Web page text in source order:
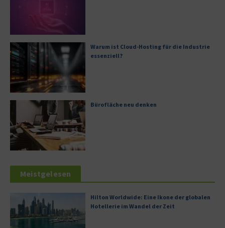
Warum ist Cloud-Hosting für die Industrie
essenziell?
Bürofläche neu denken
Meistgelesen
Hilton Worldwide: Eine Ikone der globalen
Hotellerie im Wandel der Zeit